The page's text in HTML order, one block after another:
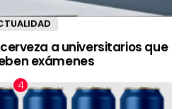
a universitarios que
exámenes